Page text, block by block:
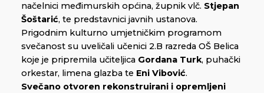
načelnici međimurskih općina, župnik vlč. Stjepan
Šoštarić, te predstavnici javnih ustanova.
Prigodnim kulturno umjetničkim programom
svečanost su uveličali učenici 2.B razreda OŠ Belica
koje je pripremila učiteljica Gordana Turk, puhački
orkestar, limena glazba te Eni Vibović.
Svečano otvoren rekonstruirani i opremljeni